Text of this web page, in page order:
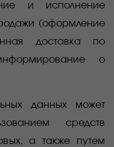
и исполнение
(оформление
доставка по
о
данных может
средств
а также путем